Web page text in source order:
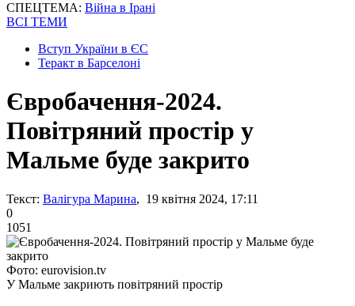
СПЕЦТЕМА: Війна в Ірані
ВСІ ТЕМИ
Вступ України в ЄС
Теракт в Барселоні
Євробачення-2024.
Повітряний простір у
Мальме буде закрито
Текст: Валігура Марина, 19 квітня 2024, 17:11
0
1051
Фото: eurovision.tv
У Мальме закриють повітряний простір